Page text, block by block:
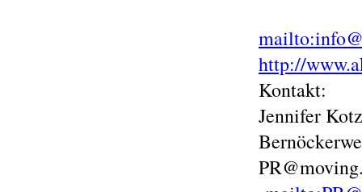
http://
Kontakt:
Jennifer